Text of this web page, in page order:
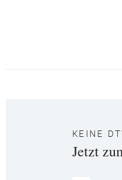
KEINE
Jetzt